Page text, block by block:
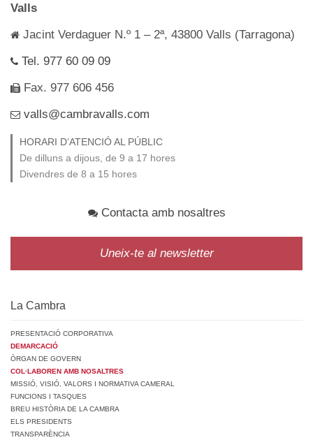
Valls
Jacint Verdaguer N.º 1 – 2ª, 43800 Valls (Tarragona)
Tel. 977 60 09 09
Fax. 977 606 456
valls@cambravalls.com
HORARI D’ATENCIÓ AL PÚBLIC
De dilluns a dijous, de 9 a 17 hores
Divendres de 8 a 15 hores
Contacta amb nosaltres
Uneix-te al newsletter
La Cambra
PRESENTACIÓ CORPORATIVA
DEMARCACIÓ
ÒRGAN DE GOVERN
COL·LABOREN AMB NOSALTRES
MISSIÓ, VISIÓ, VALORS I NORMATIVA CAMERAL
FUNCIONS I TASQUES
BREU HISTÒRIA DE LA CAMBRA
ELS PRESIDENTS
TRANSPARÈNCIA